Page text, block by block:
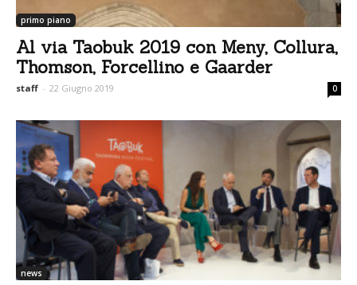
primo piano
Al via Taobuk 2019 con Meny, Collura,
Thomson, Forcellino e Gaarder
staff - 22 Giugno 2019 0
news